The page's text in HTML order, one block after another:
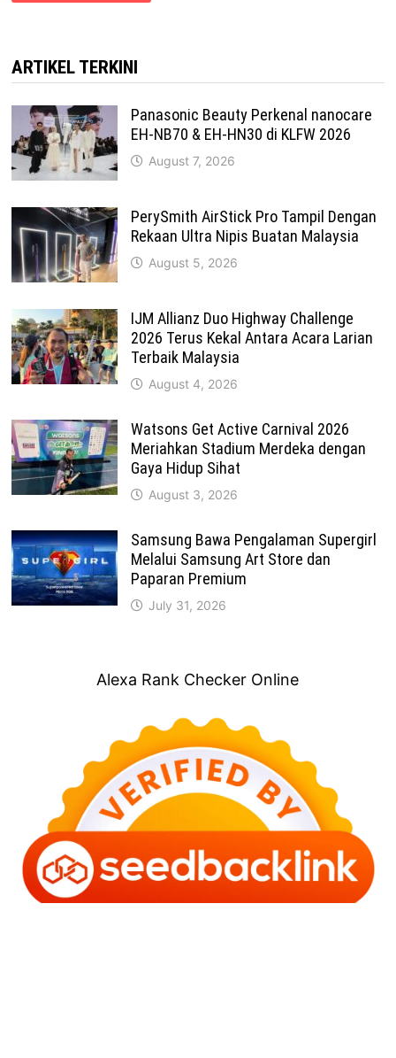
ARTIKEL TERKINI
Panasonic Beauty Perkenal nanocare
EH-NB70 & EH-HN30 di KLFW 2026
August 7, 2026
PerySmith AirStick Pro Tampil Dengan
Rekaan Ultra Nipis Buatan Malaysia
August 5, 2026
IJM Allianz Duo Highway Challenge
2026 Terus Kekal Antara Acara Larian
Terbaik Malaysia
August 4, 2026
Watsons Get Active Carnival 2026
Meriahkan Stadium Merdeka dengan
Gaya Hidup Sihat
August 3, 2026
Samsung Bawa Pengalaman Supergirl
Melalui Samsung Art Store dan
Paparan Premium
July 31, 2026
Alexa Rank Checker Online